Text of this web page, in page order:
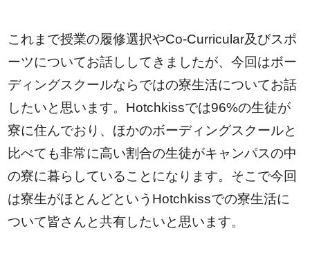
これまで授業の履修選択やCo-Curricular及びスポ
ーツについてお話ししてきましたが、今回はボー
ディングスクールならではの寮生活についてお話
したいと思います。Hotchkissでは96%の生徒が
寮に住んでおり、ほかのボーディングスクールと
比べても非常に高い割合の生徒がキャンパスの中
の寮に暮らしていることになります。そこで今回
は寮生がほとんどというHotchkissでの寮生活に
ついて皆さんと共有したいと思います。